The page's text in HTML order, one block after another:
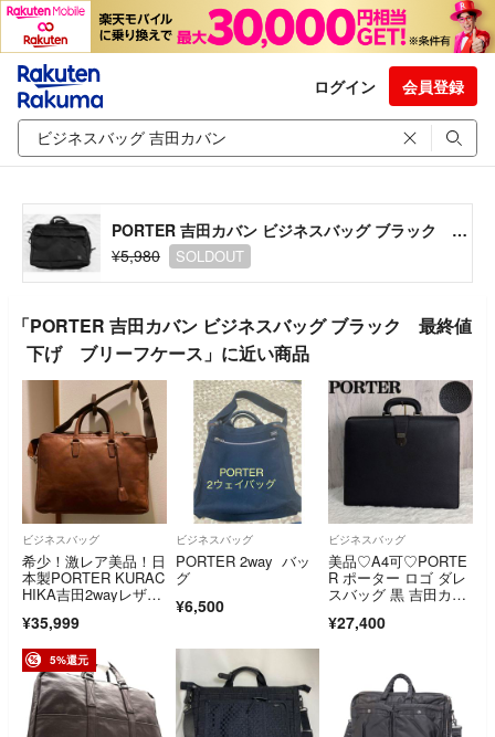
ログイン 会員登録
PORTER 吉田カバン ビジネスバッグ ブラック 最終値下げ ブリーフケース
¥5,980
SOLDOUT
「PORTER 吉田カバン ビジネスバッグ ブラック 最終値
下げ ブリーフケース」に近い商品
ビジネスバッグ
希少！激レア美品！日
本製PORTER KURAC
HIKA吉田2wayレザー
¥35,999
ビジネスバッグ
PORTER 2way バッ
グ
¥6,500
ビジネスバッグ
美品♡A4可♡PORTE
R ポーター ロゴ ダレ
スバッグ 黒 吉田カバ
¥27,400
5%還元